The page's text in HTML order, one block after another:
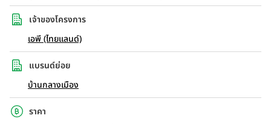
เจ้าของโครงการ
เอพี (ไทยแลนด์)
แบรนด์ย่อย
บ้านกลางเมือง
ราคา